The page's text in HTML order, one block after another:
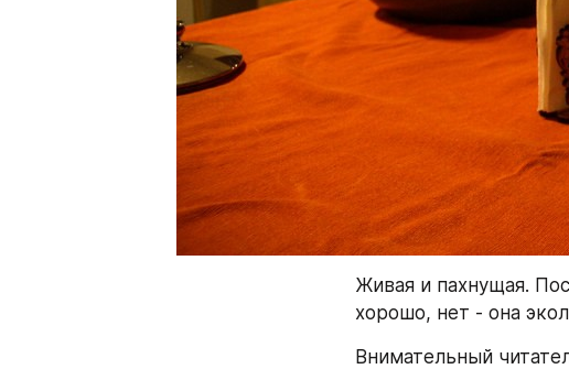
Живая и пахнущая.
хорошо, нет - она
Внимательный